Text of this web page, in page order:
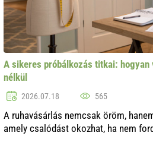
A sikeres próbálkozás titkai: hogyan
nélkül
2026.07.18 565
A ruhavásárlás nemcsak öröm,
amely csalódást okozhat, ha nem